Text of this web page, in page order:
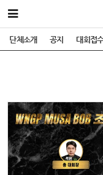
단체소개 공지 대회접